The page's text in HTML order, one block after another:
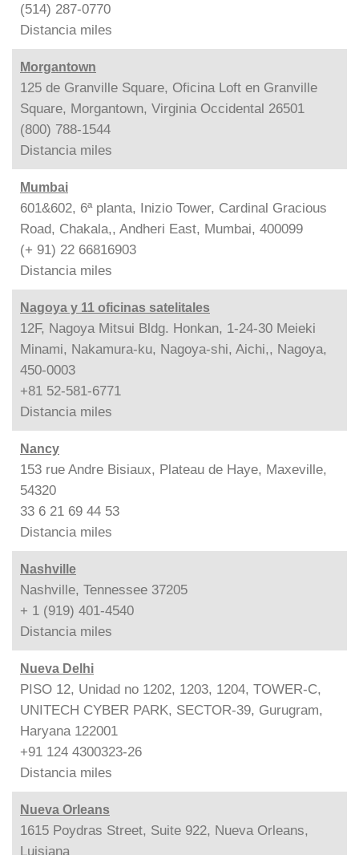
(514) 287-0770
Distancia miles
Morgantown
125 de Granville Square, Oficina Loft en Granville
Square, Morgantown, Virginia Occidental 26501
(800) 788-1544
Distancia miles
Mumbai
601&602, 6ª planta, Inizio Tower, Cardinal Gracious
Road, Chakala,, Andheri East, Mumbai, 400099
(+ 91) 22 66816903
Distancia miles
Nagoya y 11 oficinas satelitales
12F, Nagoya Mitsui Bldg. Honkan, 1-24-30 Meieki
Minami, Nakamura-ku, Nagoya-shi, Aichi,, Nagoya,
450-0003
+81 52-581-6771
Distancia miles
Nancy
153 rue Andre Bisiaux, Plateau de Haye, Maxeville,
54320
33 6 21 69 44 53
Distancia miles
Nashville
Nashville, Tennessee 37205
+ 1 (919) 401-4540
Distancia miles
Nueva Delhi
PISO 12, Unidad no 1202, 1203, 1204, TOWER-C,
UNITECH CYBER PARK, SECTOR-39, Gurugram,
Haryana 122001
+91 124 4300323-26
Distancia miles
Nueva Orleans
1615 Poydras Street, Suite 922, Nueva Orleans,
Luisiana